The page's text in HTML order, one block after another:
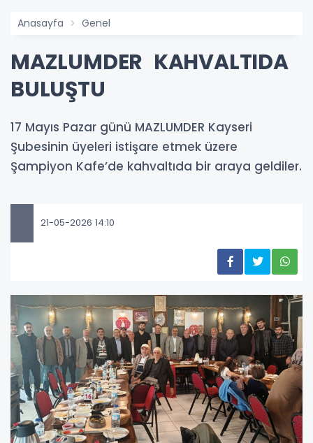
Anasayfa Genel
MAZLUMDER KAHVALTIDA
BULUŞTU
17 Mayıs Pazar günü MAZLUMDER Kayseri
Şubesinin üyeleri istişare etmek üzere
Şampiyon Kafe’de kahvaltıda bir araya geldiler.
21-05-2026 14:10